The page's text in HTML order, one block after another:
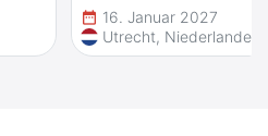
date_range 16. Januar 2027
Utrecht, Niederlande